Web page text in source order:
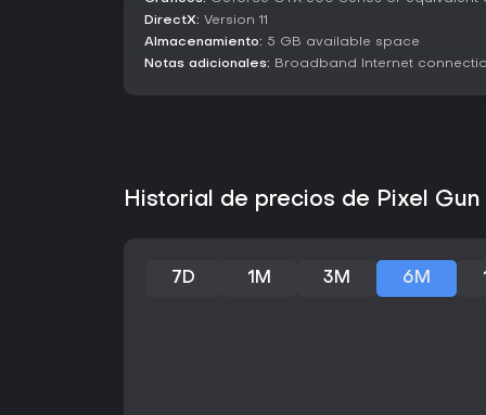
DirectX: Version 11
Almacenamiento: 5 GB available space
Notas adicionales: Broadband Internet
Historial de precios de Pixel Gun
7D 1M 3M 6M